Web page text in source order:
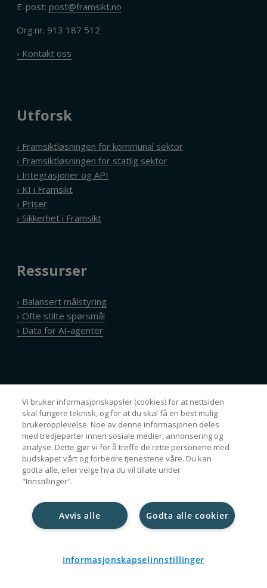
E-post: post@framsikt.no
Org.nr. 913 187 512
› Kontakt oss
Utforsk
› Framsiktløsningen for kommunal sektor
› Framsiktløsningen for statlig sektor
› Integrasjoner og API
› KI i Framsikt
› Priser
› Sikkerhet i Framsikt
Ressurser
› Balansert målstyring
› Ofte stilte spørsmål
› Data for AI-agenter
› Om oss
› Åpenhetsloven
› ARP redegjørelse
› Personvernerklæring
› Cookie policy
Nyhetsbrev
Vi bruker informasjonskapsler (cookies) for at nettsiden
skal fungere teknisk, og for at du skal få en best mulig
brukeropplevelse. Noe av denne informasjonen deles
med tredjeparter innen sosiale medier, annonsering og
analyse. Dette gjør vi for å treffe de rette personene med
budskapet vårt og forbedre tjenestene våre. Du kan
godta alle, eller velge hva du vil tillate under
"Innstillinger".
Godta alle cookier
Avvis alle
Informasjonskapselinnstillinger